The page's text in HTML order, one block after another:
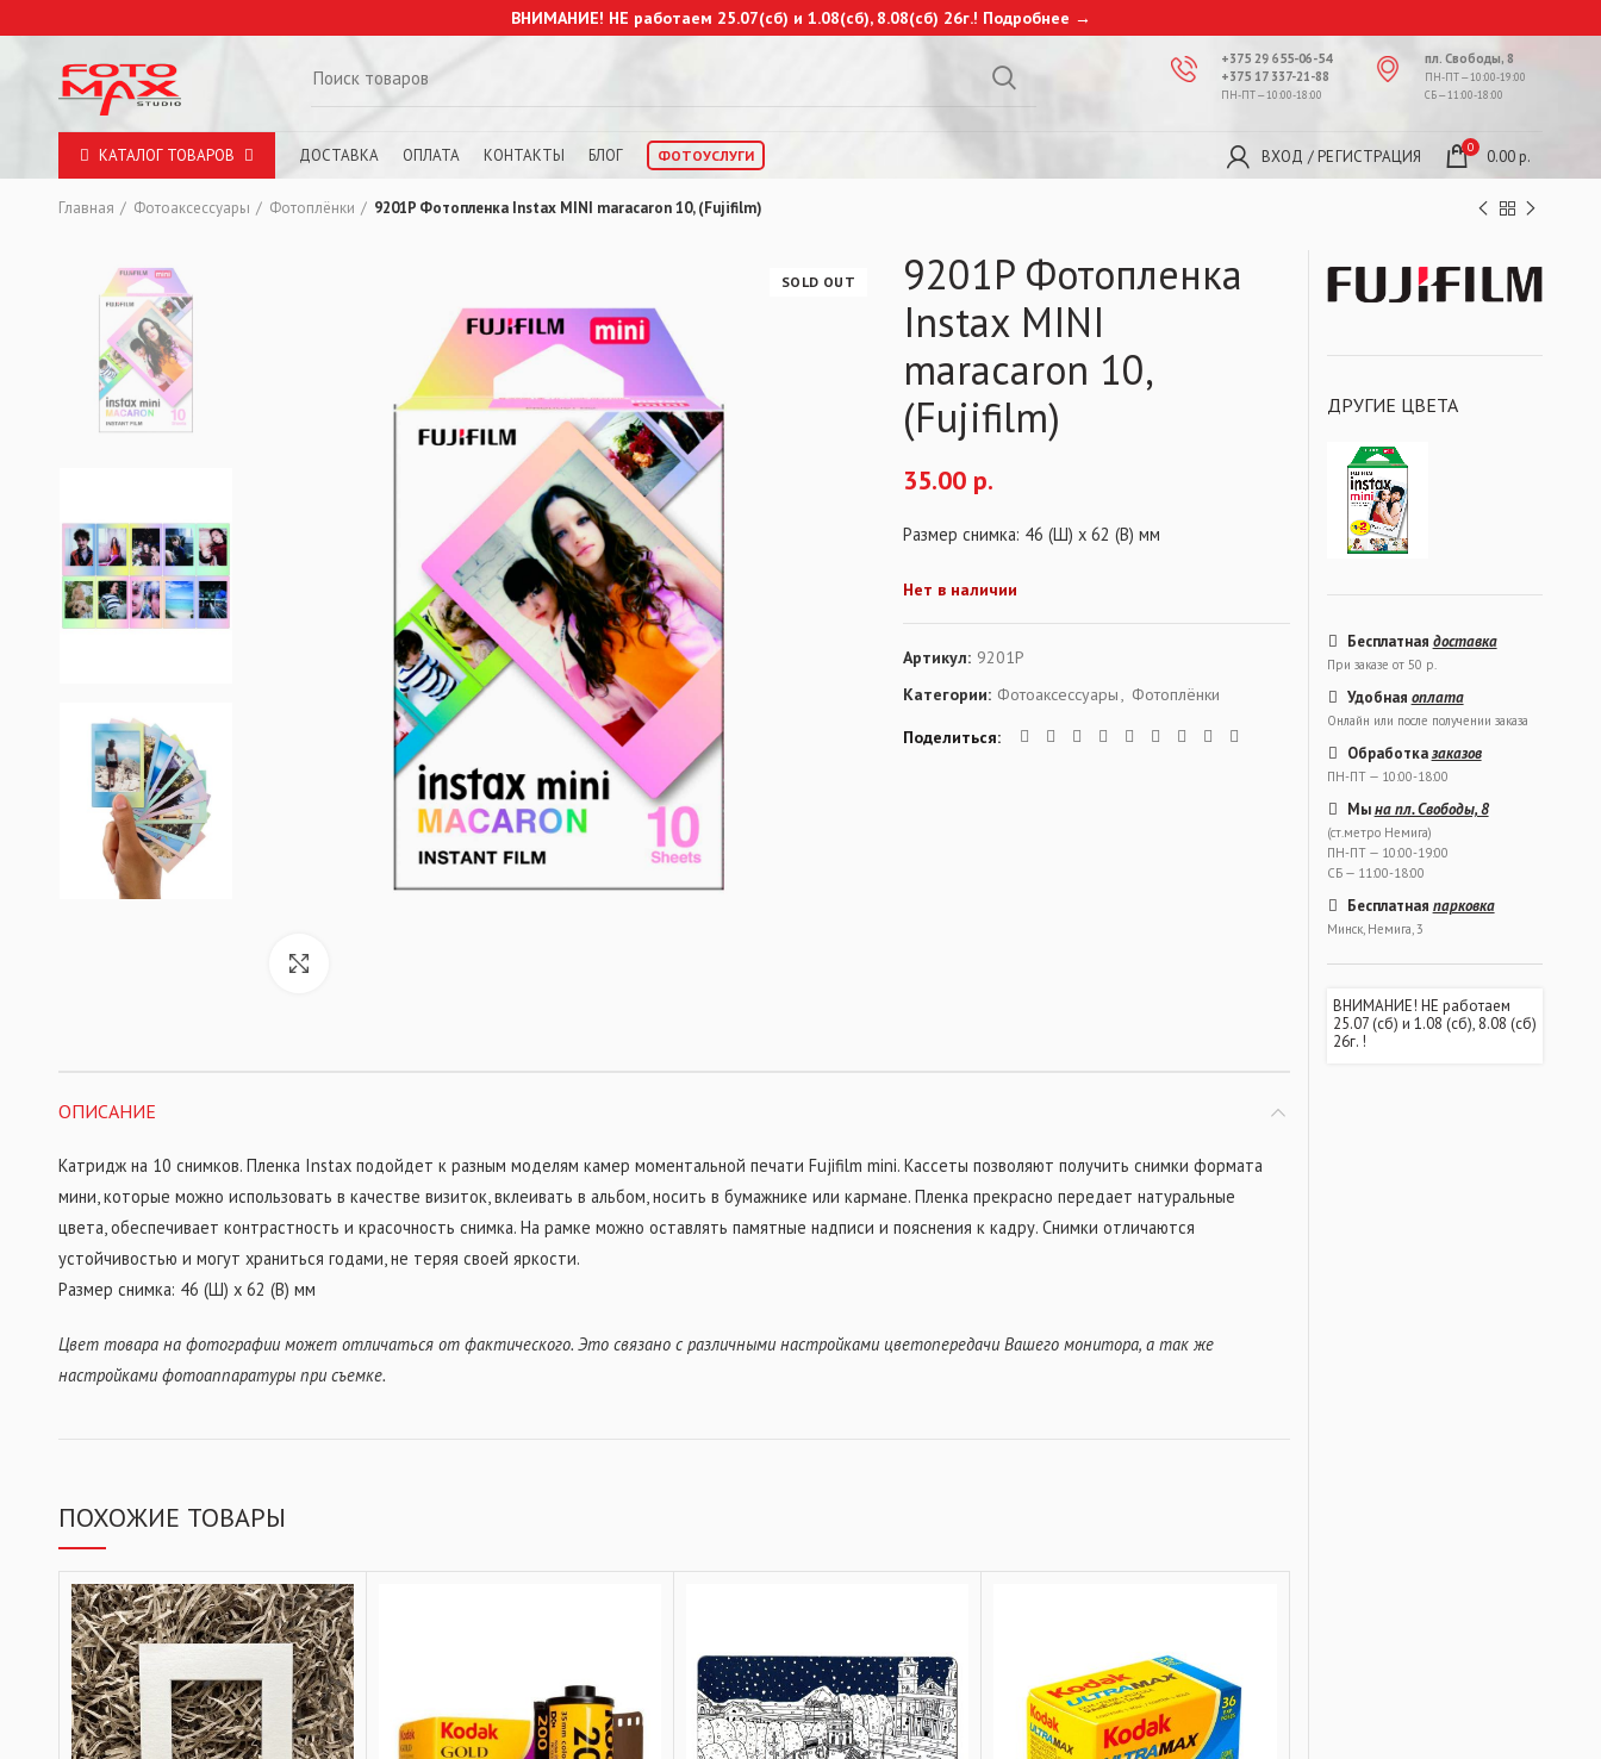
ВНИМАНИЕ! НЕ работаем 25.07(сб) и 1.08(сб), 8.08(сб) 26г.! Подробнее →
+375 29 655-06-54
+375 17 337-21-88
ПН-ПТ — 10:00-18:00
пл. Свободы, 8
ПН-ПТ — 10:00-19:00
СБ — 11:00-18:00
КАТАЛОГ ТОВАРОВ ДОСТАВКА ОПЛАТА КОНТАКТЫ БЛОГ ФОТОУСЛУГИ 0 0.00 р.
ВХОД / РЕГИСТРАЦИЯ
Главная Фотоаксессуары Фотоплёнки 9201P Фотопленка Instax MINI maracaron 10, (Fujifilm)
SOLD OUT
9201P Фотопленка
Instax MINI
maracaron 10,
(Fujifilm)
35.00 р.
Размер снимка: 46 (Ш) x 62 (В) мм
Нет в наличии
Артикул: 9201P
Категории: Фотоаксессуары, Фотоплёнки
Поделиться
ОПИСАНИЕ
Катридж на 10 снимков. Пленка Instax подойдет к разным моделям камер моментальной печати Fujifilm mini. Кассеты позволяют получить снимки формата
мини, которые можно использовать в качестве визиток, вклеивать в альбом, носить в бумажнике или кармане. Пленка прекрасно передает натуральные
цвета, обеспечивает контрастность и красочность снимка. На рамке можно оставлять памятные надписи и пояснения к кадру. Снимки отличаются
устойчивостью и могут храниться годами, не теряя своей яркости.
Размер снимка: 46 (Ш) x 62 (В) мм
Цвет товара на фотографии может отличаться от фактического. Это связано с различными настройками цветопередачи Вашего монитора, а так же
настройками фотоаппаратуры при съемке.
ПОХОЖИЕ ТОВАРЫ
ДРУГИЕ ЦВЕТА
Бесплатная доставка
При заказе от 50 р.
Удобная оплата
Онлайн или после получении заказа
Обработказаказов
ПН-ПТ — 10:00-18:00
Мына пл. Свободы, 8
(ст.метро Немига)
ПН-ПТ — 10:00-19:00
СБ — 11:00-18:00
Бесплатная парковка
Минск, Немига, 3
ВНИМАНИЕ! НЕ работаем
25.07 (сб) и 1.08 (сб), 8.08 (сб)
26г. !